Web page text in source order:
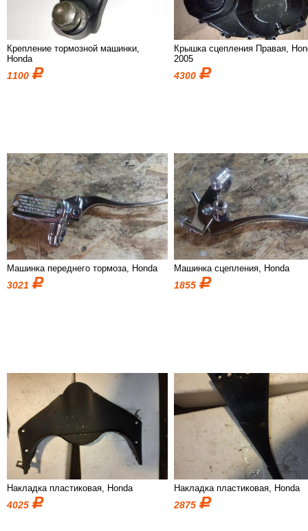
Крепление тормозной машинки,
Honda
1100
Крышка сцепления Правая,
2005
4300
Машинка переднего тормоза, Honda
3021
Машинка сцепления, Honda
1855
Накладка пластиковая, Honda
4025
Накладка пластиковая, Honda
2875